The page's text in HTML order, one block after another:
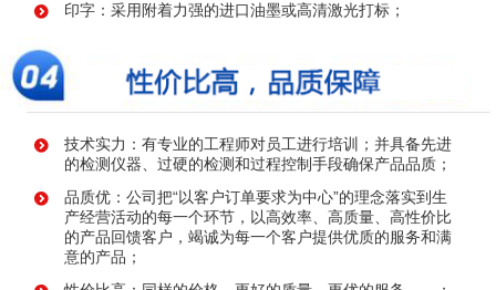
印字：采用附着力强的进口油墨或高清激光打标；
技术实力：有专业的工程师对员工进行培训；并具备先进
的检测仪器、过硬的检测和过程控制手段确保产品品质；
品质优：公司把“以客户订单要求为中心”的理念落实到生
产经营活动的每一个环节，以高效率、高质量、高性价比
的产品回馈客户，竭诚为每一个客户提供优质的服务和满
意的产品；